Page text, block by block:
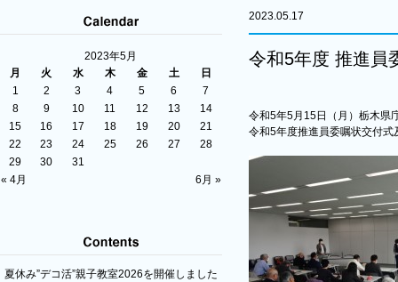
2023年5月
月
火 水 木 金 土 日
« 4月 6月 »
1 2 3 4 5 6
7
8
9 10 11 12 13
14
15
16 17 18 19 20
21
22
23 24 25 26 27
28
29
30 31
夏休み”デコ活”親子教室2026を開催しました
2023.05.17
令和5年度 推進員
令和5年5月15日（月）栃木県
令和5年度推進員委嘱状交付